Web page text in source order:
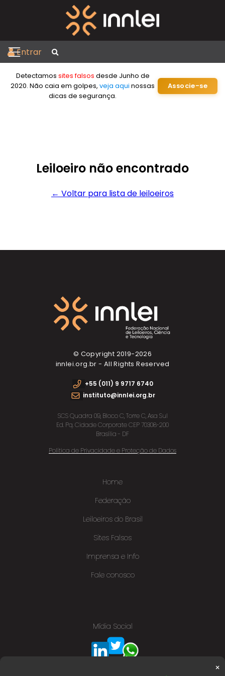
Entrar
Detectamos sites falsos desde Junho de
2020. Não caia em golpes,veja aqui nossas
dicas de segurança.
Associe-se
Leiloeiro não encontrado
← Voltar para lista de leiloeiros
×
© Copyright 2019-2026
innlei.org.br - All Rights Reserved
+55 (011) 9 9717 6740
instituto@innlei.org.br
SCS Quadra 09, Bloco C, Torre C, Asa Sul
Ed. Pq. Cidade Corporate CEP 70308-200
Brasília - DF
Política de Privacidade e Proteção de Dados
Home
Federação
Leiloeiros do Brasil
Sites Falsos
Imprensa e Info
Fale conosco
Mídia Social